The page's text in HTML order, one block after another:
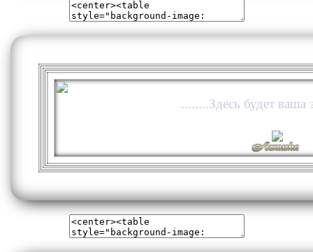
........Здесь будет ваша